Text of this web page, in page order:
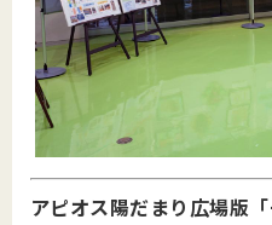
アピオス陽だまり広場版